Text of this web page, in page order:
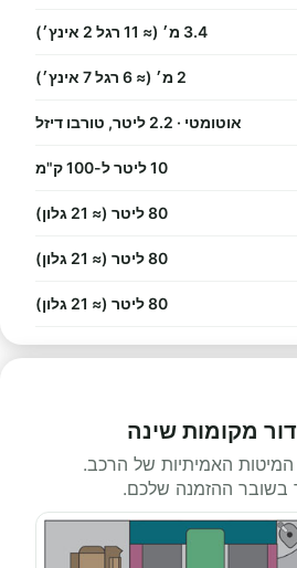
3.4 מ׳ (≈ 11 רגל 2 אינץ׳)
2 מ׳ (≈ 6 רגל 7 אינץ׳)
אוטומטי · 2.2 ליטר, טורבו דיזל
10 ליטר ל-100 ק"מ
80 ליטר (≈ 21 גלון)
80 ליטר (≈ 21 גלון)
80 ליטר (≈ 21 גלון)
מקומות שינה
המיטות האמיתיות של הרכב.
בשובר ההזמנה שלכם.